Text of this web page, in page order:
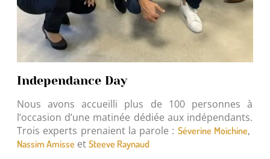
Independance Day
Nous avons accueilli plus de 100 personnes à
l’occasion d’une matinée dédiée aux indépendants.
Trois experts prenaient la parole : Séverine Moïchine,
Nassim Amisse et Steeve Raynaud